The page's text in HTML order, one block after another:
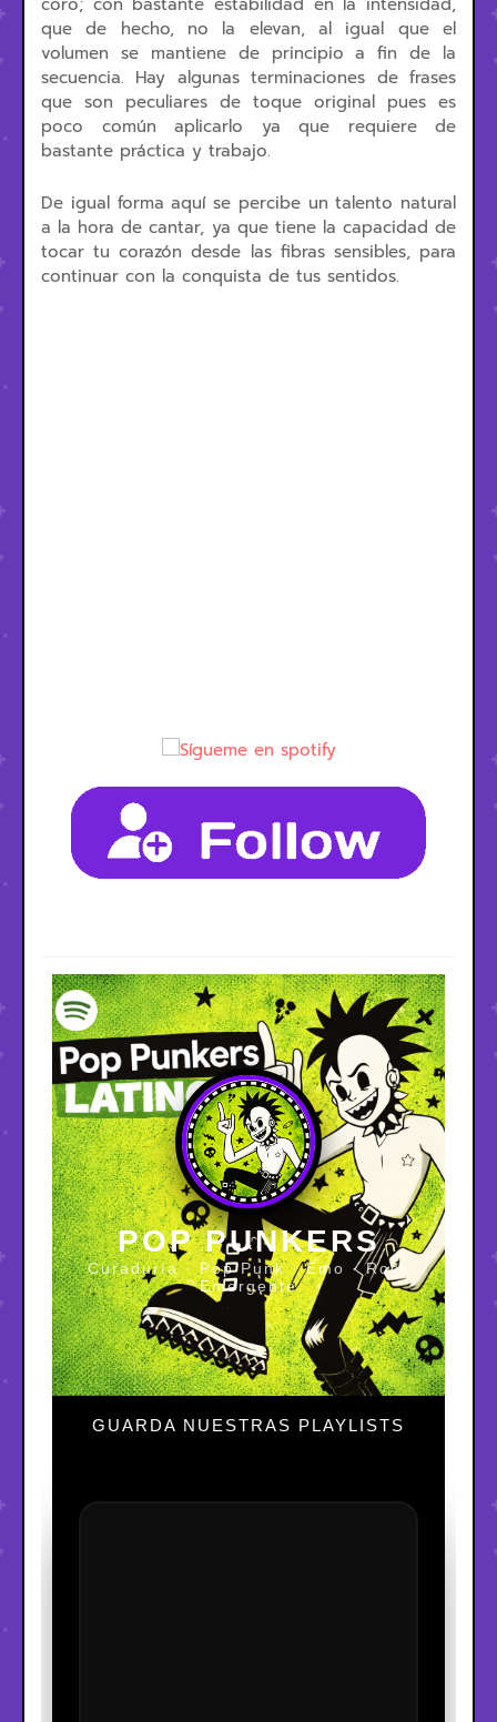
que de hecho, no la elevan, al igual que el
volumen se mantiene de principio a fin de la
secuencia. Hay algunas terminaciones de frases
que son peculiares de toque original pues es
poco común aplicarlo ya que requiere de
bastante práctica y trabajo.
De igual forma aquí se percibe un talento natural
a la hora de cantar, ya que tiene la capacidad de
tocar tu corazón desde las fibras sensibles, para
continuar con la conquista de tus sentidos.
POP PUNKERS
Curaduría · Pop Punk · Emo · Rock
Emergente
GUARDA NUESTRAS PLAYLISTS